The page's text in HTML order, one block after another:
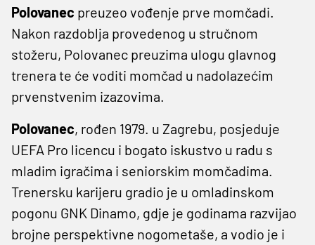
Polovanec preuzeo vođenje prve momčadi.
Nakon razdoblja provedenog u stručnom
stožeru, Polovanec preuzima ulogu glavnog
trenera te će voditi momčad u nadolazećim
prvenstvenim izazovima.
Polovanec, rođen 1979. u Zagrebu, posjeduje
UEFA Pro licencu i bogato iskustvo u radu s
mladim igračima i seniorskim momčadima.
Trenersku karijeru gradio je u omladinskom
pogonu GNK Dinamo, gdje je godinama razvijao
brojne perspektivne nogometaše, a vodio je i